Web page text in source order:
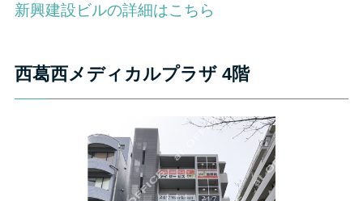
新興建設ビルの詳細はこちら
西葛西メディカルプラザ 4階